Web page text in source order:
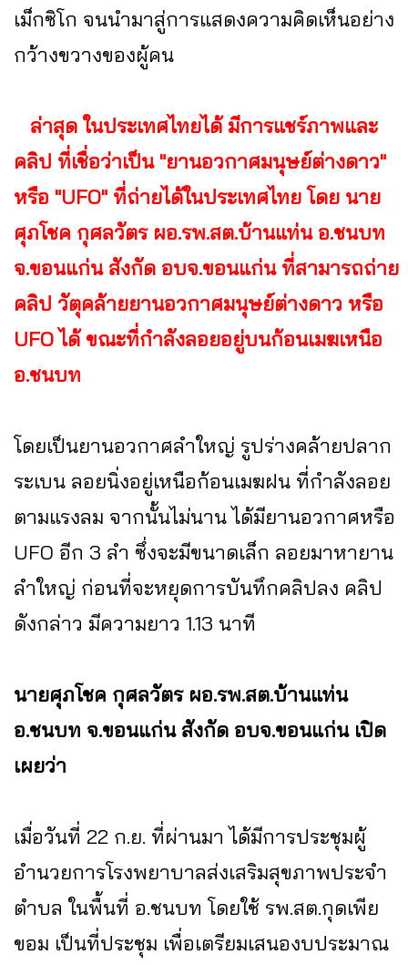
เม็กซิโก จนนำมาสู่การแสดงความคิดเห็นอย่าง
กว้างขวางของผู้คน
ล่าสุด ในประเทศไทยได้ มีการแชร์ภาพและ
คลิป ที่เชื่อว่าเป็น "ยานอวกาศมนุษย์ต่างดาว"
หรือ "UFO" ที่ถ่ายได้ในประเทศไทย โดย นาย
ศุภโชค กุศลวัตร ผอ.รพ.สต.บ้านแท่น อ.ชนบท
จ.ขอนแก่น สังกัด อบจ.ขอนแก่น ที่สามารถถ่าย
คลิป วัตุคล้ายยานอวกาศมนุษย์ต่างดาว หรือ
UFO ได้ ขณะที่กำลังลอยอยู่บนก้อนเมฆเหนือ
อ.ชนบท
โดยเป็นยานอวกาศลำใหญ่ รูปร่างคล้ายปลาก
ระเบน ลอยนิ่งอยู่เหนือก้อนเมฆฝน ที่กำลังลอย
ตามแรงลม จากนั้นไม่นาน ได้มียานอวกาศหรือ
UFO อีก 3 ลำ ซึ่งจะมีขนาดเล็ก ลอยมาหายาน
ลำใหญ่ ก่อนที่จะหยุดการบันทึกคลิปลง คลิป
ดังกล่าว มีความยาว 1.13 นาที
นายศุภโชค กุศลวัตร ผอ.รพ.สต.บ้านแท่น
อ.ชนบท จ.ขอนแก่น สังกัด อบจ.ขอนแก่น เปิด
เผยว่า
เมื่อวันที่ 22 ก.ย. ที่ผ่านมา ได้มีการประชุมผู้
อำนวยการโรงพยาบาลส่งเสริมสุขภาพประจำ
ตำบล ในพื้นที่ อ.ชนบท โดยใช้ รพ.สต.กุดเพีย
ขอม เป็นที่ประชุม เพื่อเตรียมเสนองบประมาณ